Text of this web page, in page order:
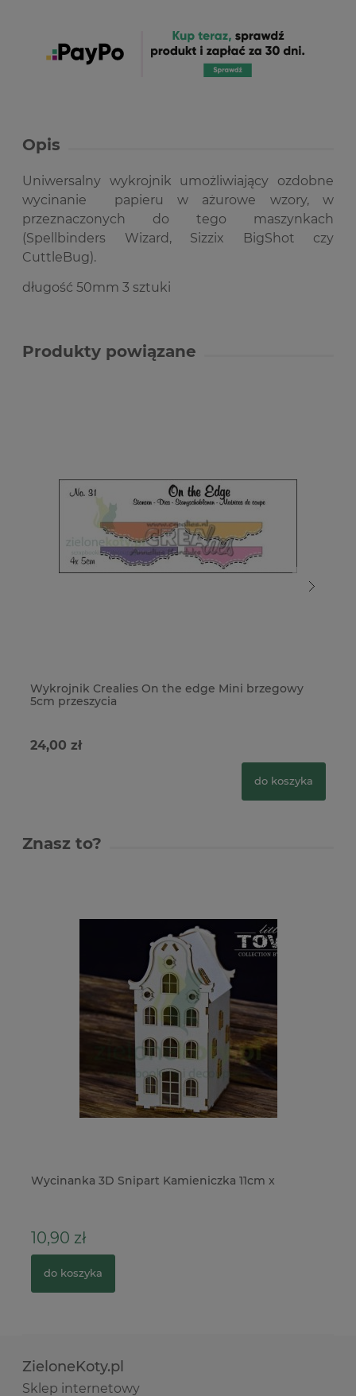
Opis
Uniwersalny wykrojnik umożliwiający ozdobne
wycinanie papieru w ażurowe wzory, w
przeznaczonych do tego maszynkach
(Spellbinders Wizard, Sizzix BigShot czy
CuttleBug).
długość 50mm 3 sztuki
Produkty powiązane
Wykrojnik Crealies On the edge Mini brzegowy
5cm przeszycia
24,00 zł
do koszyka
Znasz to?
Wycinanka 3D Snipart Kamieniczka 11cm x
10,90 zł
do koszyka
ZieloneKoty.pl
Sklep internetowy